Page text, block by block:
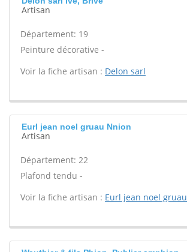
Artisan
Département: 19
Peinture décorative -
Voir la fiche artisan : Delon sarl
Eurl jean noel gruau Nnion
Artisan
Département: 22
Plafond tendu -
Voir la fiche artisan : Eurl jean noel gruau